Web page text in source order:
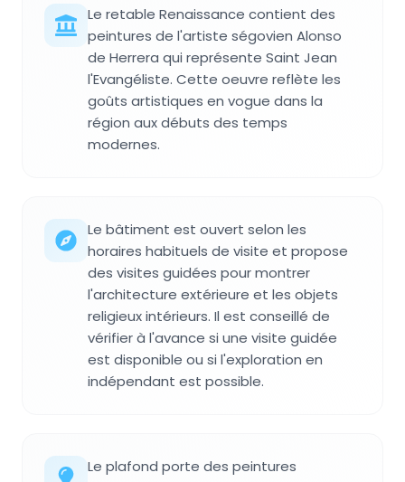
Le retable Renaissance contient des
peintures de l'artiste ségovien Alonso
de Herrera qui représente Saint Jean
l'Evangéliste. Cette oeuvre reflète les
goûts artistiques en vogue dans la
région aux débuts des temps
modernes.
Le bâtiment est ouvert selon les
horaires habituels de visite et propose
des visites guidées pour montrer
l'architecture extérieure et les objets
religieux intérieurs. Il est conseillé de
vérifier à l'avance si une visite guidée
est disponible ou si l'exploration en
indépendant est possible.
Le plafond porte des peintures